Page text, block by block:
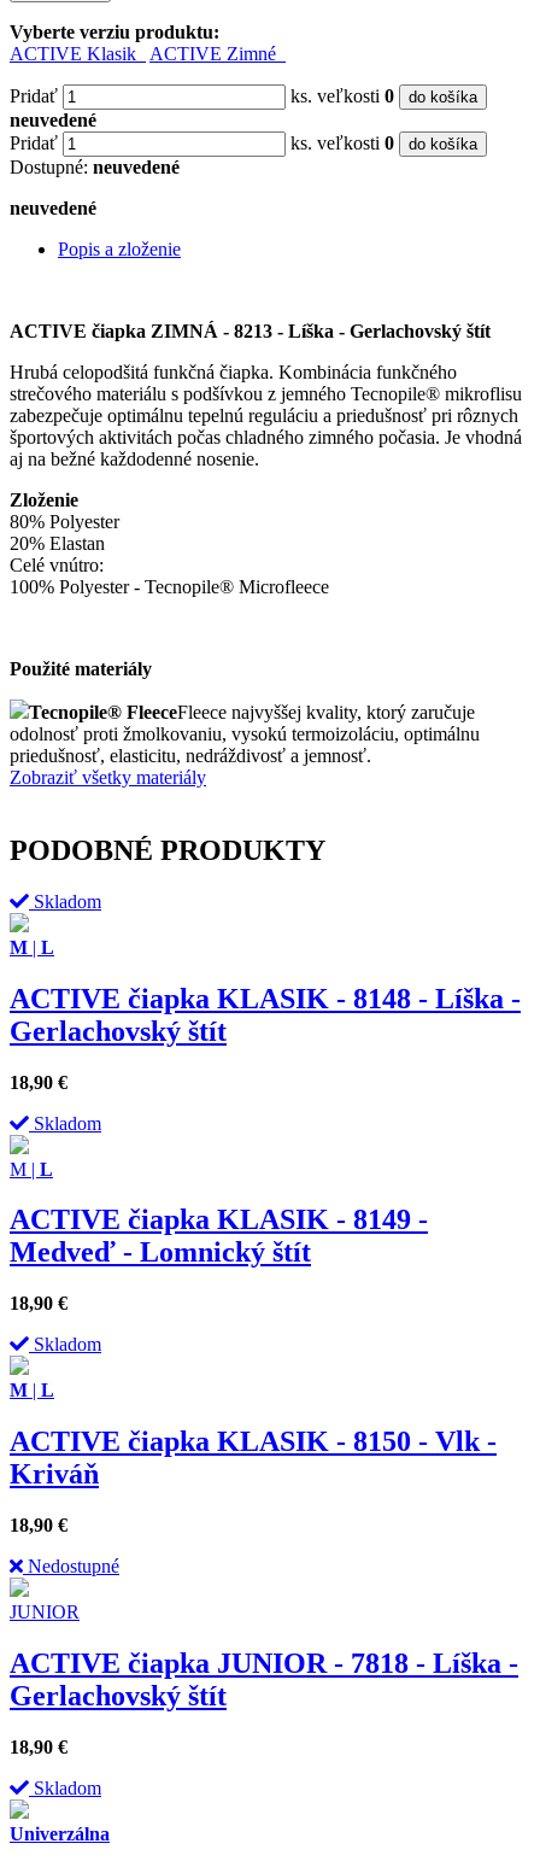
Vyberte verziu produktu:
ACTIVE Klasik
ACTIVE Zimné
Pridať ks. veľkosti 0 do košíka
neuvedené
Pridať
ks. veľkosti 0 do košíka
Dostupné: neuvedené
neuvedené
Popis a zloženie
ACTIVE čiapka ZIMNÁ - 8213 - Líška - Gerlachovský štít
Hrubá celopodšitá funkčná čiapka. Kombinácia funkčného
strečového materiálu s podšívkou z jemného Tecnopile® mikroflisu
zabezpečuje optimálnu tepelnú reguláciu a priedušnosť pri rôznych
športových aktivitách počas chladného zimného počasia. Je vhodná
aj na bežné každodenné nosenie.
Zloženie
80% Polyester
20% Elastan
Celé vnútro:
100% Polyester - Tecnopile® Microfleece
Použité materiály
Tecnopile® FleeceFleece najvyššej kvality, ktorý zaručuje
odolnosť proti žmolkovaniu, vysokú termoizoláciu, optimálnu
priedušnosť, elasticitu, nedráždivosť a jemnosť.
Zobraziť všetky materiály
PODOBNÉ PRODUKTY
Skladom
M | L
ACTIVE čiapka KLASIK - 8148 - Líška -
Gerlachovský štít
18,90 €
Skladom
M | L
ACTIVE čiapka KLASIK - 8149 -
Medveď - Lomnický štít
18,90 €
Skladom
M | L
ACTIVE čiapka KLASIK - 8150 - Vlk -
Kriváň
18,90 €
Nedostupné
JUNIOR
ACTIVE čiapka JUNIOR - 7818 - Líška -
Gerlachovský štít
18,90 €
Skladom
Univerzálna